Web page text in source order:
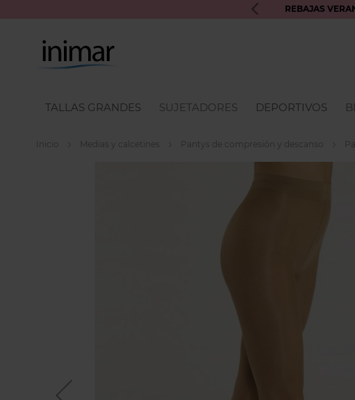
REBAJAS
TALLAS GRANDES SUJETADORES DEPORTIVOS
Inicio Medias y calcetines Pantys de compresión y descanso